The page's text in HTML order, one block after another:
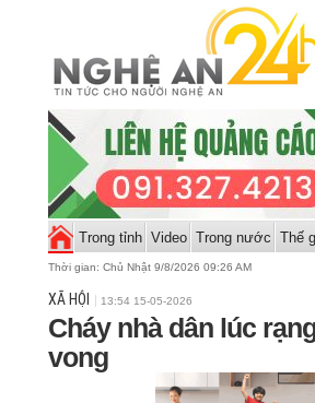
Trong tỉnh Video Trong nước Thế
Thời gian: Chủ Nhật 9/8/2026 09:26 AM
XÃ HỘI 13:54 15-05-2026
Cháy nhà dân lúc
vong